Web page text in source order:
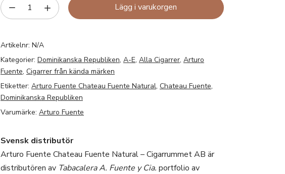
Lägg i varukorgen
Artikelnr: N/A
Kategorier: Dominikanska Republiken, A-E, Alla Cigarrer, Arturo
Fuente, Cigarrer från kända märken
Etiketter: Arturo Fuente Chateau Fuente Natural, Chateau Fuente,
Dominikanska Republiken
Varumärke: Arturo Fuente
Svensk distributör
Arturo Fuente Chateau Fuente Natural – Cigarrummet AB är
distributören av Tabacalera A. Fuente y Cia. portfolio av